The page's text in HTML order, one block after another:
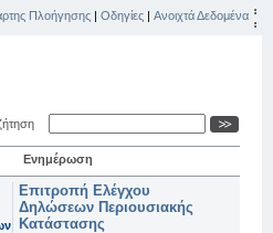
Πλοήγησης | Οδηγίες | Ανοιχτά Δεδομένα
Ενημέρωση
Επιτροπή Ελέγχου
Δηλώσεων Περιουσιακής
Κατάστασης